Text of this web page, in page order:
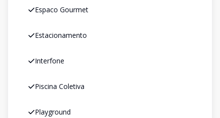
Espaco Gourmet
Estacionamento
Interfone
Piscina Coletiva
Playground